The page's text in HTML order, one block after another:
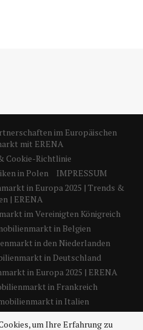
im Europäischen
mit ERENA
Cookie-Richtlinie
in Polen
IMPRESSUM
in Europa 2025 | Trends &
| ERENA
im Vereinigten Königreich
in Belgien
in den Niederlanden
in Deutschland
in Europa 2025 | ERENA
in Frankreich
in Italien
um Ihre Erfahrung zu